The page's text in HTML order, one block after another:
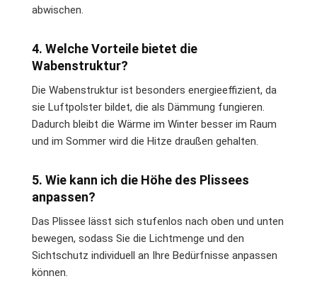
abwischen.
4. Welche Vorteile bietet die
Wabenstruktur?
Die Wabenstruktur ist besonders energieeffizient, da
sie Luftpolster bildet, die als Dämmung fungieren.
Dadurch bleibt die Wärme im Winter besser im Raum
und im Sommer wird die Hitze draußen gehalten.
5. Wie kann ich die Höhe des Plissees
anpassen?
Das Plissee lässt sich stufenlos nach oben und unten
bewegen, sodass Sie die Lichtmenge und den
Sichtschutz individuell an Ihre Bedürfnisse anpassen
können.